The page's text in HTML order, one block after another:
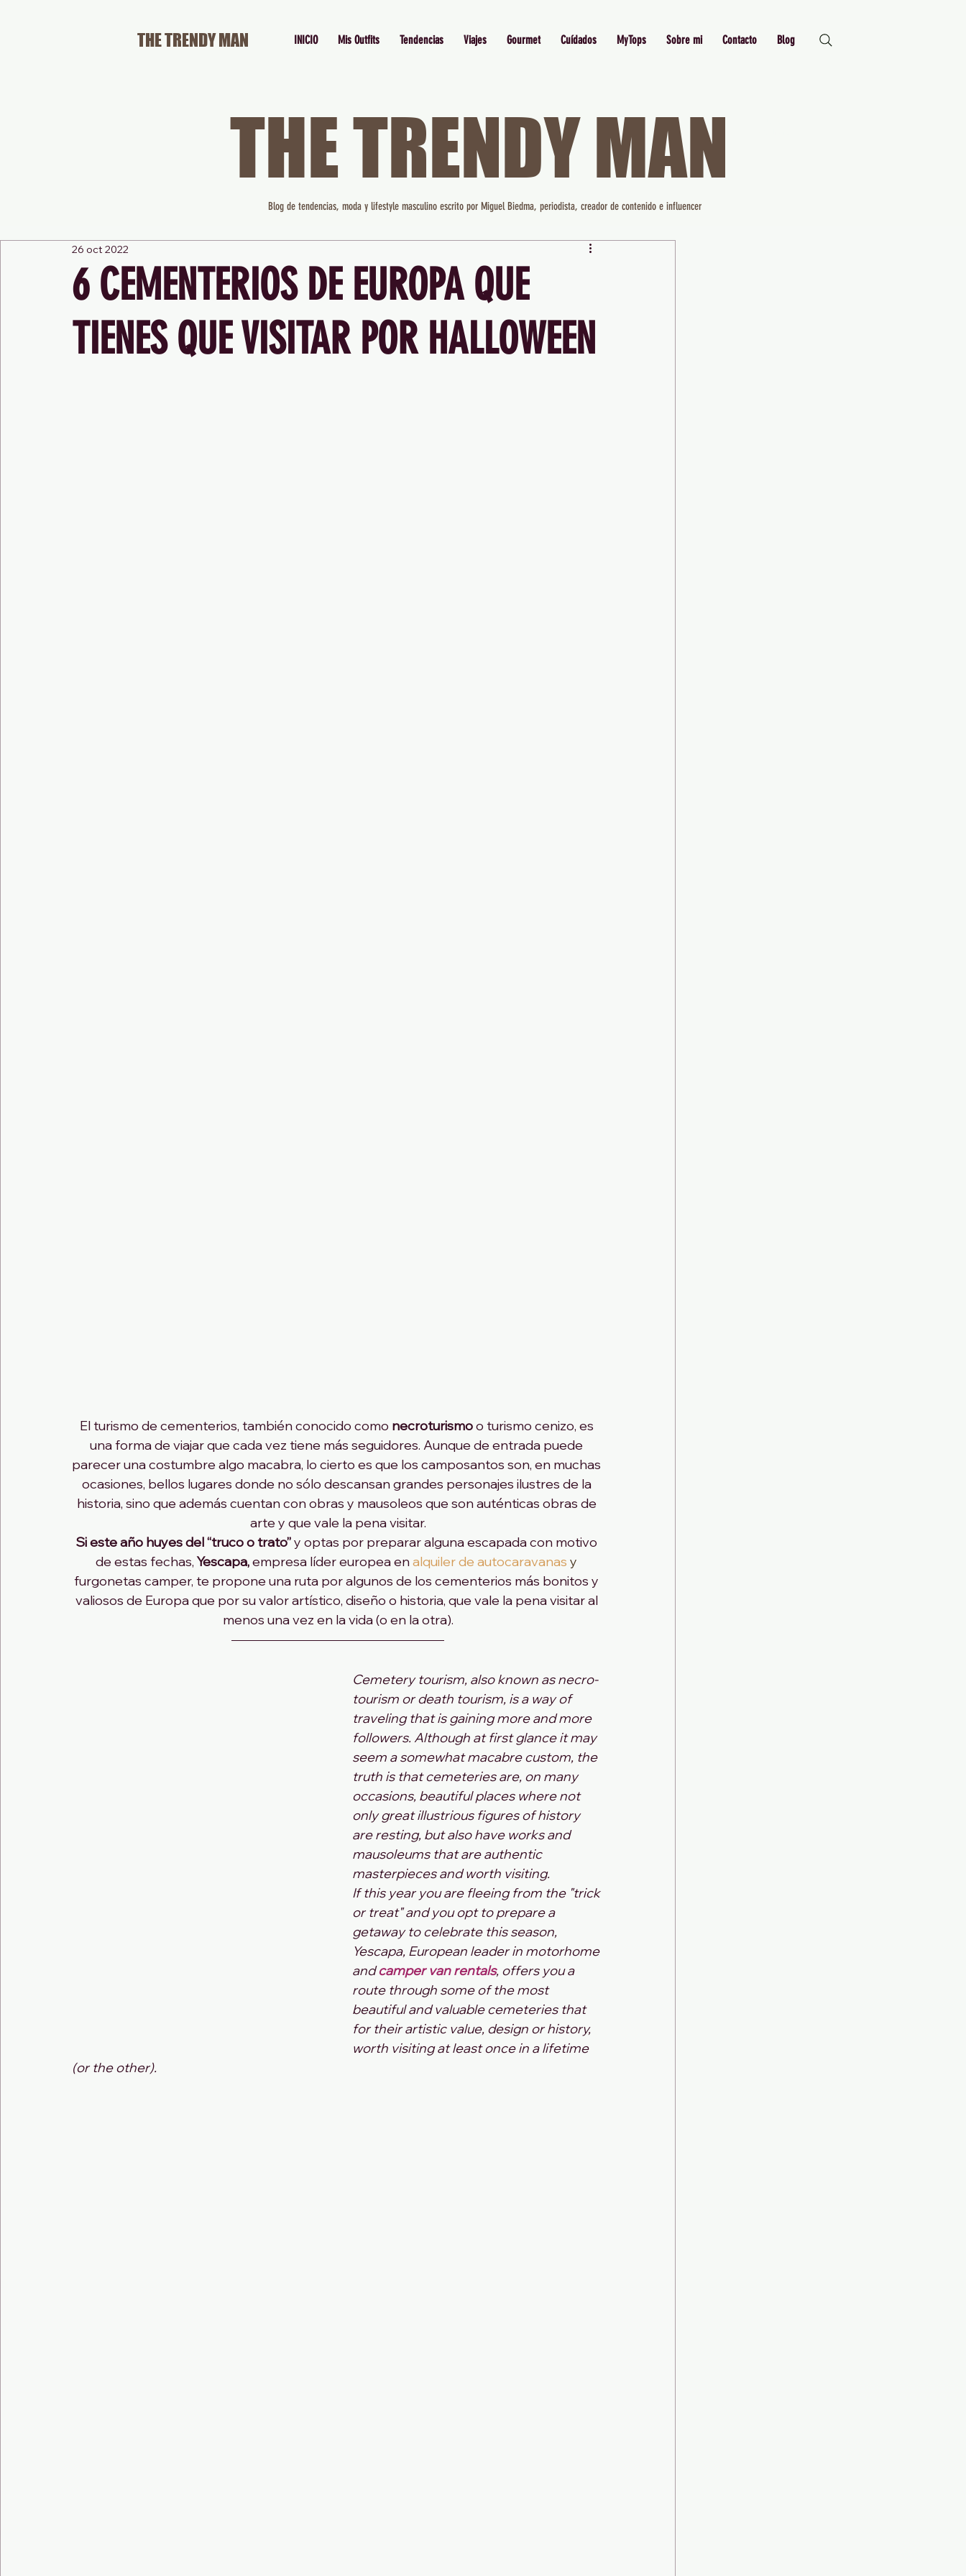
INICIO Mis Outfits Tendencias Viajes Gourmet Cuídados MyTops Sobre mi Contacto Blog
THE TRENDY MAN
6 CEMENTERIOS DE EUROPA QUE
TIENES QUE VISITAR POR HALLOWEEN
26 oct 2022
El turismo de cementerios, también conocido como necroturismo o turismo cenizo, es
una forma de viajar que cada vez tiene más seguidores. Aunque de entrada puede
parecer una costumbre algo macabra, lo cierto es que los camposantos son, en muchas
ocasiones, bellos lugares donde no sólo descansan grandes personajes ilustres de la
historia, sino que además cuentan con obras y mausoleos que son auténticas obras de
arte y que vale la pena visitar.
Si este año huyes del “truco o trato” y optas por preparar alguna escapada con motivo
de estas fechas, Yescapa, empresa líder europea en alquiler de autocaravanas y
furgonetas camper, te propone una ruta por algunos de los cementerios más bonitos y
valiosos de Europa que por su valor artístico, diseño o historia, que vale la pena visitar al
menos una vez en la vida (o en la otra).
Cemetery tourism, also known as necro-
tourism or death tourism, is a way of
traveling that is gaining more and more
followers. Although at first glance it may
seem a somewhat macabre custom, the
truth is that cemeteries are, on many
occasions, beautiful places where not
only great illustrious figures of history
are resting, but also have works and
mausoleums that are authentic
masterpieces and worth visiting.
If this year you are fleeing from the "trick
or treat" and you opt to prepare a
getaway to celebrate this season,
Yescapa, European leader in motorhome
and camper van rentals, offers you a
route through some of the most
beautiful and valuable cemeteries that
for their artistic value, design or history,
worth visiting at least once in a lifetime
(or the other).
Blog de tendencias, moda y lifestyle masculino escrito por Miguel Biedma, periodista, creador de contenido e influencer
THE TRENDY MAN